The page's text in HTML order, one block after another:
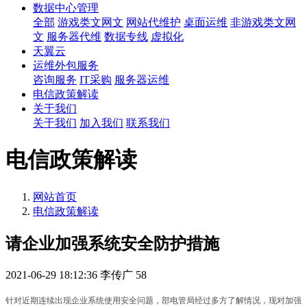
数据中心管理
全部 游戏类文网文 网站代维护 桌面运维 非游戏类文网
文 服务器代维 数据专线 虚拟化
天翼云
运维外包服务
咨询服务 IT采购 服务器运维
电信政策解读
关于我们
关于我们 加入我们 联系我们
电信政策解读
网站首页
电信政策解读
请企业加强系统安全防护措施
2021-06-29 18:12:36 李传广 58
针对近期连续出现企业系统使用安全问题，部电管局经过多方了解情况，现对加强